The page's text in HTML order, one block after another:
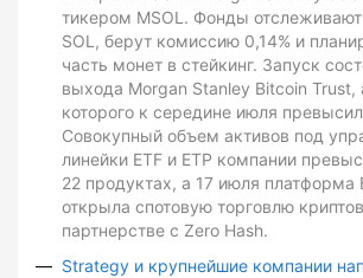
тикером MSOL. Фонды отслеживают
SOL, берут комиссию 0,14% и
часть монет в стейкинг. Запуск
выхода Morgan Stanley Bitcoin Trust,
которого к середине июля
Совокупный объем активов под
линейки ETF и ETP компании
22 продуктах, а 17 июля платформа
открыла спотовую торговлю
партнерстве с Zero Hash.
Strategy и крупнейшие компании